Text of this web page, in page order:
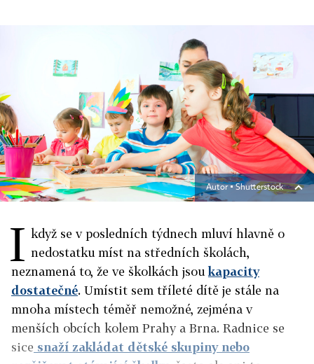
Autor ▪Shutterstock
I když se v posledních týdnech mluví hlavně o
nedostatku míst na středních školách,
neznamená to, že ve školkách jsoukapacity
dostatečné. Umístit sem tříleté dítě je stále na
mnoha místech téměř nemožné, zejména v
menších obcích kolem Prahy a Brna. Radnice se
sice snaží zakládat dětské skupiny nebo